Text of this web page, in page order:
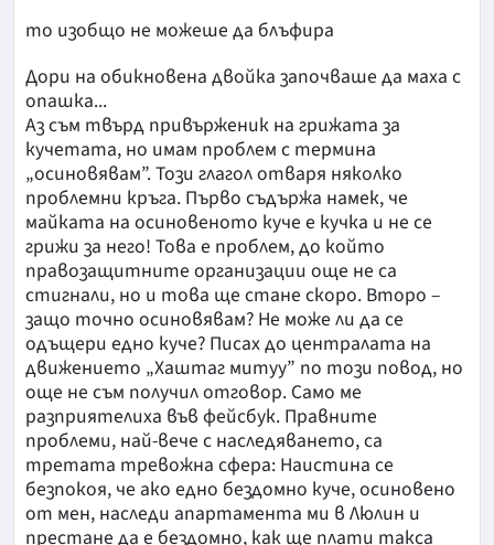
то изобщо не можеше да блъфира
Дори на обикновена двойка започваше да маха с
опашка...
Аз съм твърд привърженик на грижата за
кучетата, но имам проблем с термина
„осиновявам”. Този глагол отваря няколко
проблемни кръга. Първо съдържа намек, че
майката на осиновеното куче е кучка и не се
грижи за него! Това е проблем, до който
правозащитните организации още не са
стигнали, но и това ще стане скоро. Второ –
защо точно осиновявам? Не може ли да се
одъщери едно куче? Писах до централата на
движението „Хаштаг митуу” по този повод, но
още не съм получил отговор. Само ме
разприятелиха във фейсбук. Правните
проблеми, най-вече с наследяването, са
третата тревожна сфера: Наистина се
безпокоя, че ако едно бездомно куче, осиновено
от мен, наследи апартамента ми в Люлин и
престане да е бездомно, как ще плати такса